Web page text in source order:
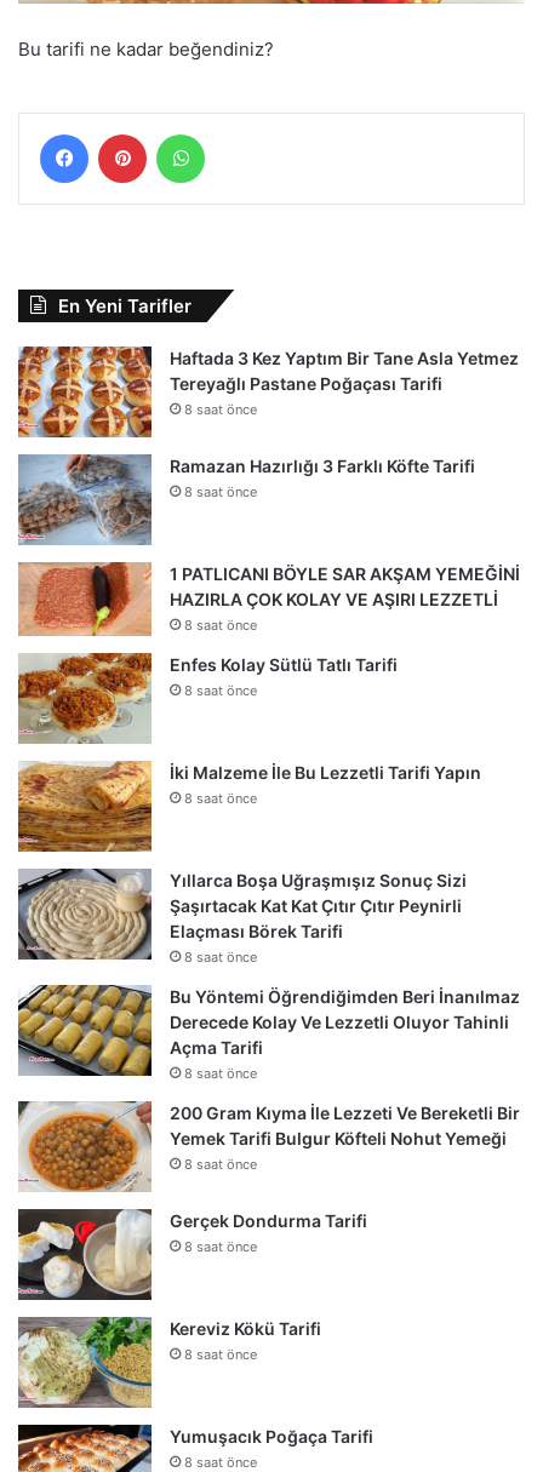
Bu tarifi ne kadar beğendiniz?
FacebookPinterest
En Yeni Tarifler
Haftada 3 Kez Yaptım Bir Tane Asla Yetmez
Tereyağlı Pastane Poğaçası Tarifi
8 saat önce
Ramazan Hazırlığı 3 Farklı Köfte Tarifi
8 saat önce
1 PATLICANI BÖYLE SAR AKŞAM YEMEĞİNİ
HAZIRLA ÇOK KOLAY VE AŞIRI LEZZETLİ
8 saat önce
Enfes Kolay Sütlü Tatlı Tarifi
8 saat önce
İki Malzeme İle Bu Lezzetli Tarifi Yapın
8 saat önce
Yıllarca Boşa Uğraşmışız Sonuç Sizi
Şaşırtacak Kat Kat Çıtır Çıtır Peynirli
Elaçması Börek Tarifi
8 saat önce
Bu Yöntemi Öğrendiğimden Beri İnanılmaz
Derecede Kolay Ve Lezzetli Oluyor Tahinli
Açma Tarifi
8 saat önce
200 Gram Kıyma İle Lezzeti Ve Bereketli Bir
Yemek Tarifi Bulgur Köfteli Nohut Yemeği
8 saat önce
Gerçek Dondurma Tarifi
8 saat önce
Kereviz Kökü Tarifi
8 saat önce
Yumuşacık Poğaça Tarifi
8 saat önce